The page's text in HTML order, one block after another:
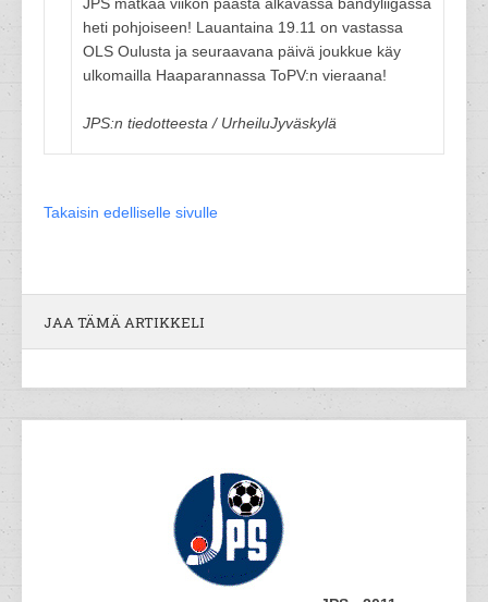
heti pohjoiseen! Lauantaina 19.11 on vastassa
OLS Oulusta ja seuraavana päivä joukkue käy
ulkomailla Haaparannassa ToPV:n vieraana!
JPS:n tiedotteesta / UrheiluJyväskylä
Takaisin edelliselle sivulle
JAA TÄMÄ ARTIKKELI